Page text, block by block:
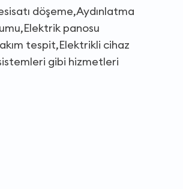
döşeme,Aydınlatma
panosu
tespit,Elektrikli cihaz
gibi hizmetleri